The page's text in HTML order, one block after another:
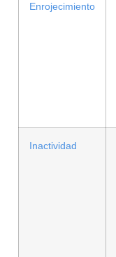
Enrojecimiento
Inactividad